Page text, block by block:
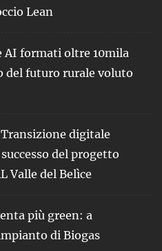
Lean
AI formati oltre 10mila
del futuro rurale voluto
Transizione digitale
del progetto
Valle del Belìce
più green: a
di Biogas